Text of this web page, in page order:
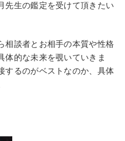
先生の鑑定を受けて頂きたい
相談者とお相手の本質や性格
体的な未来を覗いていきま
するのがベストなのか、具体